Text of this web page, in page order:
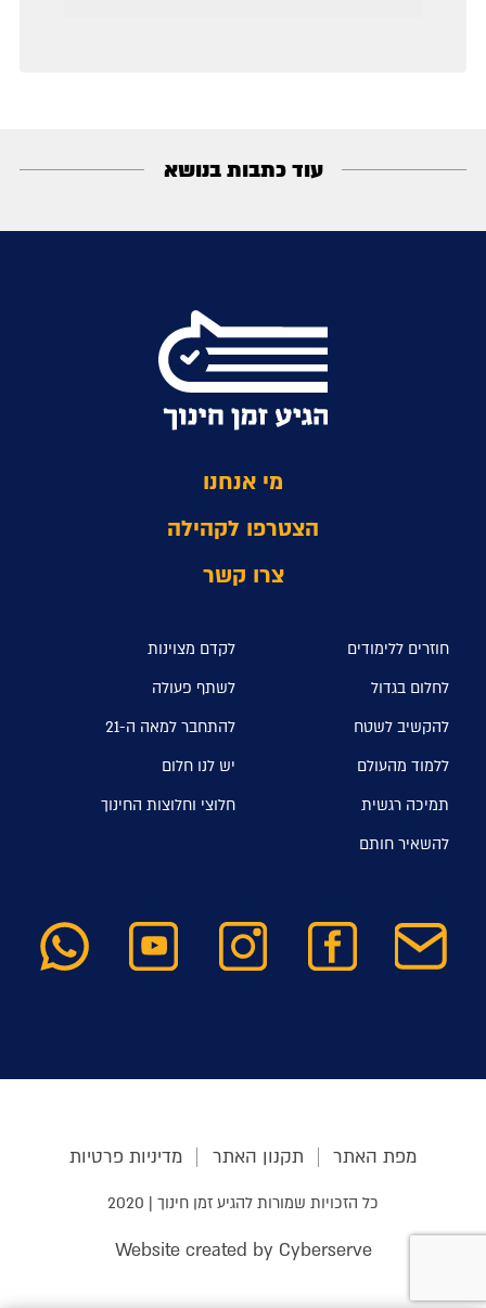
עוד כתבות בנושא
מי אנחנו
הצטרפו לקהילה
צרו קשר
חוזרים ללימודים
לקדם מצוינות
לחלום בגדול
לשתף פעולה
להקשיב לשטח
להתחבר למאה ה-21
ללמוד מהעולם
יש לנו חלום
תמיכה רגשית
חלוצי וחלוצות החינוך
להשאיר חותם
מפת האתר תקנון האתר מדיניות פרטיות
כל הזכויות שמורות להגיע זמן חינוך | 2020
Website created by Cyberserve